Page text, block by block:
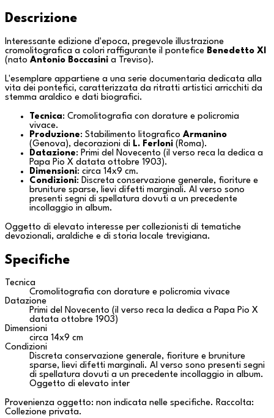
Descrizione
Interessante edizione d'epoca, pregevole illustrazione
cromolitografica a colori raffigurante il pontefice Benedetto XI
(nato Antonio Boccasini a Treviso).
L'esemplare appartiene a una serie documentaria dedicata alla
vita dei pontefici, caratterizzata da ritratti artistici arricchiti da
stemma araldico e dati biografici.
Tecnica: Cromolitografia con dorature e policromia
vivace.
Produzione: Stabilimento litografico Armanino
(Genova), decorazioni di L. Ferloni ( Roma).
Datazione: Primi del Novecento (il verso reca la dedica a
Papa Pio X datata ottobre 1903).
Dimensioni: circa 14x9 cm.
Condizioni: Discreta conservazione generale, fioriture e
bruniture sparse, lievi difetti marginali. Al verso sono
presenti segni di spellatura dovuti a un precedente
incollaggio in album.
Oggetto di elevato interesse per collezionisti di tematiche
devozionali, araldiche e di storia locale trevigiana.
Specifiche
Tecnica
Cromolitografia con dorature e policromia vivace
Datazione
Primi del Novecento (il verso reca la dedica a Papa Pio X
datata ottobre 1903)
Dimensioni
circa 14x9 cm
Condizioni
Discreta conservazione generale, fioriture e bruniture
sparse, lievi difetti marginali. Al verso sono presenti segni
di spellatura dovuti a un precedente incollaggio in album.
Oggetto di elevato inter
Provenienza oggetto: non indicata nelle specifiche. Raccolta:
Collezione privata.